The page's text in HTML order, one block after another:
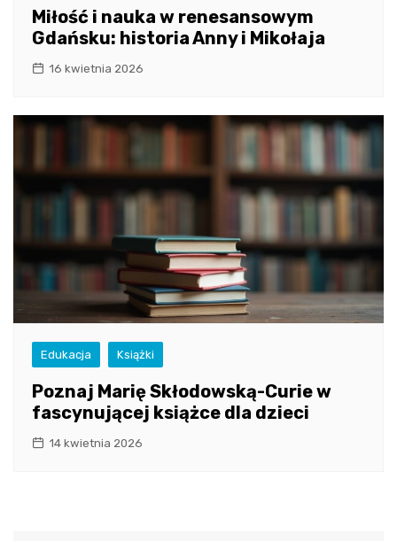
Miłość i nauka w renesansowym
Gdańsku: historia Anny i Mikołaja
16 kwietnia 2026
Edukacja Książki
Poznaj Marię Skłodowską-Curie w
fascynującej książce dla dzieci
14 kwietnia 2026